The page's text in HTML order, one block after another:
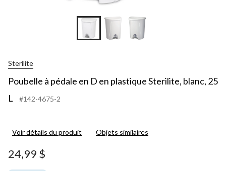
Sterilite
Poubelle à pédale en D en plastique Sterilite, blanc, 25
L
#142-4675-2
Voir détails du produit Objets similaires
24,99 $